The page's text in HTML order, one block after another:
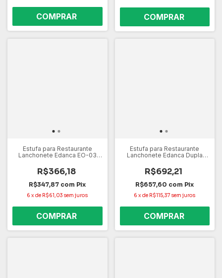
Estufa para Restaurante
Lanchonete Edanca EO-03
Vidro Temperado
R$366,18
R$347,87 com Pix
6 xde R$61,03 sem juros
Estufa para Restaurante
Lanchonete Edanca Dupla
Inox, Vidro Temperado
R$692,21
R$657,60 com Pix
6 xde R$115,37 sem juros